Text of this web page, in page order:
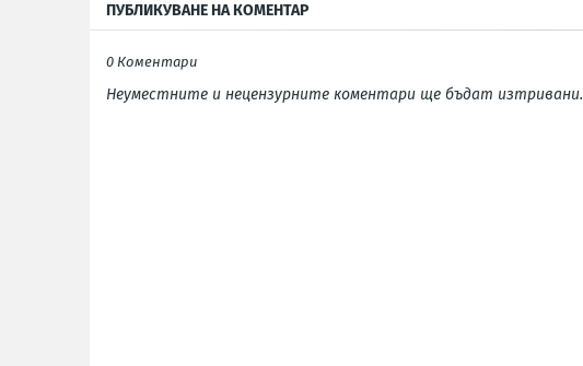
ПУБЛИКУВАНЕ НА КОМЕНТАР
0 Коментари
Неуместните и нецензурните коментари ще бъдат изтривани.